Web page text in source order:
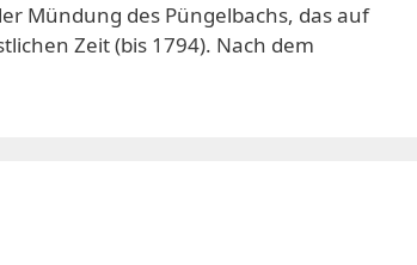
Mündung des Püngelbachs, das auf
Zeit (bis 1794). Nach dem